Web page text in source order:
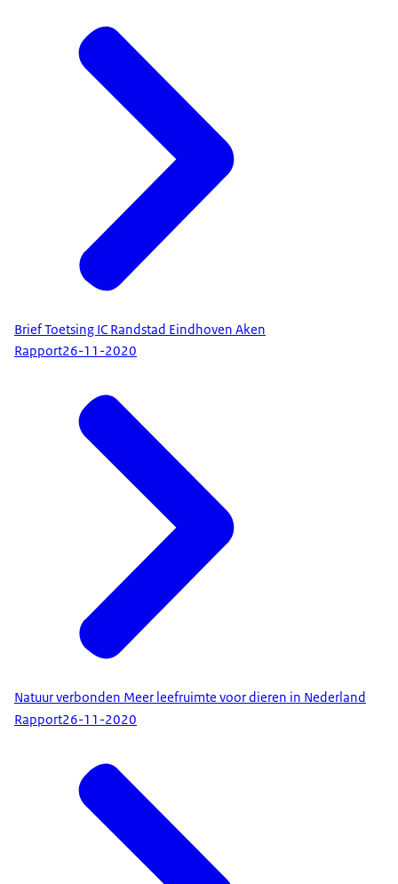
Brief Toetsing IC Randstad Eindhoven Aken
Rapport26-11-2020
Natuur verbonden Meer leefruimte voor dieren in Nederland
Rapport26-11-2020